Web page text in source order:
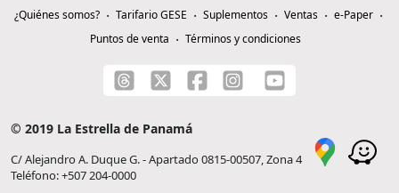
¿Quiénes somos? Tarifario GESE Suplementos Ventas
e-Paper
Puntos de venta
Términos y condiciones
© 2019 La Estrella de Panamá
C/ Alejandro A. Duque G. - Apartado 0815-00507, Zona 4
Teléfono: +507 204-0000